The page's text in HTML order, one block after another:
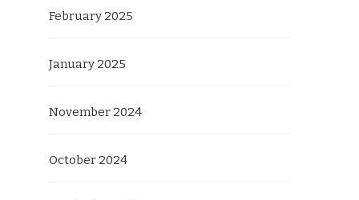
February 2025
January 2025
November 2024
October 2024